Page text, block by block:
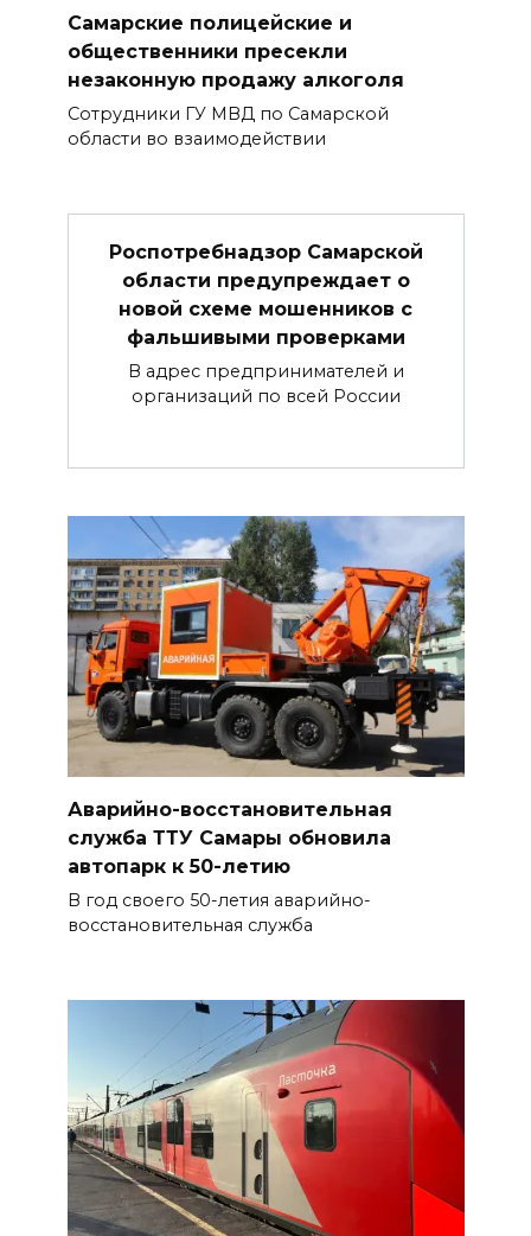
Самарские полицейские и
общественники пресекли
незаконную продажу алкоголя
Сотрудники ГУ МВД по Самарской
области во взаимодействии
Роспотребнадзор Самарской
области предупреждает о
новой схеме мошенников с
фальшивыми проверками
В адрес предпринимателей и
организаций по всей России
Аварийно-восстановительная
служба ТТУ Самары обновила
автопарк к 50-летию
В год своего 50-летия аварийно-
восстановительная служба